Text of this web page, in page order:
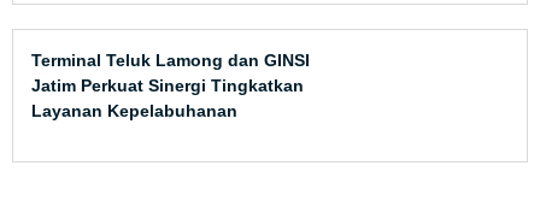
Terminal Teluk Lamong dan GINSI
Jatim Perkuat Sinergi Tingkatkan
Layanan Kepelabuhanan